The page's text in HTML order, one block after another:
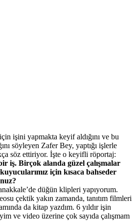
işini yapmakta keyif aldığını ve bu
söyleyen Zafer Bey, yaptığı işlerle
söz ettiriyor. İşte o keyifli röportaj:
iş. Birçok alanda güzel çalışmalar
için kısaca bahseder
düğün klipleri yapıyorum.
çektik yakın zamanda, tanıtım filmleri
da kitap yazdım. 6 yıldır işin
ve video üzerine çok sayıda çalışmam